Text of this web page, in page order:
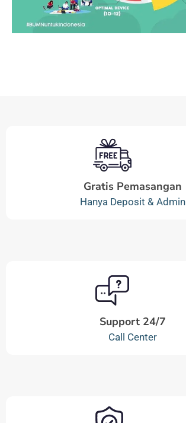
Gratis Pemasangan
Hanya Deposit & Admin
Support 24/7
Call Center